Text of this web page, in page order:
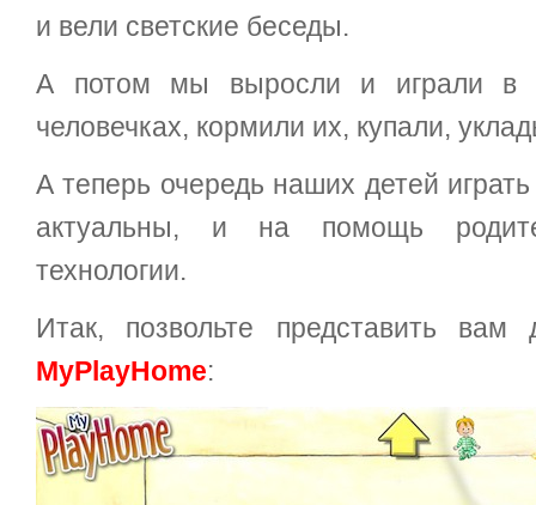
и вели светские беседы.
А потом мы выросли и играли в
человечках, кормили их, купали,
А теперь очередь наших детей
актуальны, и на помощь
технологии.
Итак, позвольте представить вам
MyPlayHome: